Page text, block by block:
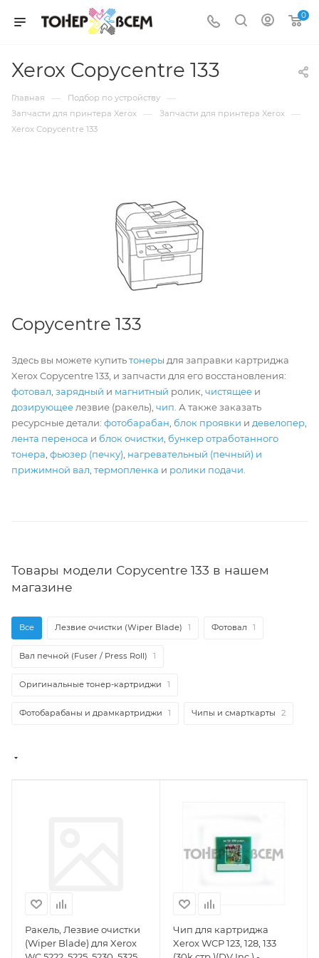
0
Xerox Copycentre 133
Главная — Подбор по устройству —
Запчасти для принтера Xerox — Запчасти для принтера Xerox —
Xerox Copycentre 133
Copycentre 133
Здесь вы можете купитьтонеры для заправки картриджа
Xerox Copycentre 133, и запчасти для его восстановления:
фотовал зарядный и магнитный ролик, чистящее и
дозирующее лезвие (ракель), чип . А также заказать
ресурсные детали: фотобарабан блок проявки и девелопер
лента переноса и блок очистки бункер отработанного
тонера фьюзер (печку) нагревательный (печный) и
прижимной вал термопленка и ролики подачи
Товары модели Copycentre 133 в нашем
магазине
Все Лезвие очистки (Wiper Blade) 1 Фотовал 1
Вал печной (Fuser / Press Roll) 1
Оригинальные тонер-картриджи 1
Фотобарабаны и драмкартриджи 1 Чипы и смарткарты 2
Ракель, Лезвие очистки
(Wiper Blade) для Xerox
Чип для картриджа
Xerox WCP 123, 128, 133